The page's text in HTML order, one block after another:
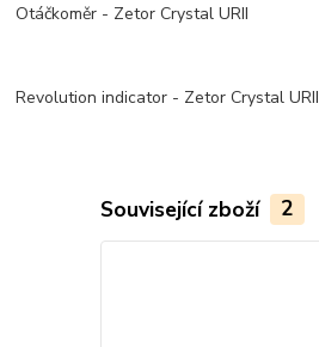
Otáčkoměr - Zetor Crystal URII
Revolution indicator - Zetor Crystal URII
Související zboží 2